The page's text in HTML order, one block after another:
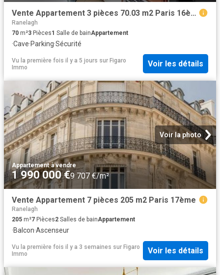
Vente Appartement 3 pièces 70.03 m2 Paris 16ème
Ranelagh
70 m²3 Pièces1 Salle de bainAppartement
·Cave·Parking·Sécurité
Vu la première fois il y a 5 jours sur Figaro
Immo
Voir les détails
Voir la photo
Appartement·à vendre
1 990 000 €9 707 €/m²
Vente Appartement 7 pièces 205 m2 Paris 17ème
Ranelagh
205 m²7 Pièces2 Salles de bainAppartement
·Balcon·Ascenseur
Vu la première fois il y a 3 semaines sur Figaro
Immo
Voir les détails